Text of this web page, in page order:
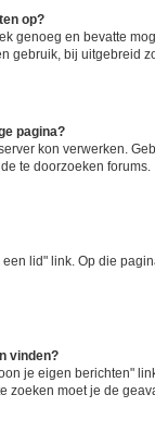
op?
genoeg en bevatte
gebruik, bij uitgebreid
pagina?
kon verwerken.
te doorzoeken forums.
lid" link. Op die
vinden?
je eigen berichten"
zoeken moet je de